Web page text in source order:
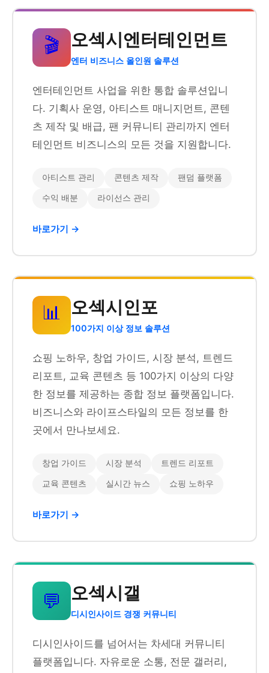
🎬 오섹시엔터테인먼트
엔터 비즈니스 올인원 솔루션
엔터테인먼트 사업을 위한 통합 솔루션입니
다. 기획사 운영, 아티스트 매니지먼트, 콘텐
츠 제작 및 배급, 팬 커뮤니티 관리까지 엔터
테인먼트 비즈니스의 모든 것을 지원합니다.
아티스트 관리 콘텐츠 제작 팬덤 플랫폼
수익 배분 라이선스 관리
바로가기 →
📊 오섹시인포
100가지 이상 정보 솔루션
쇼핑 노하우, 창업 가이드, 시장 분석, 트렌드
리포트, 교육 콘텐츠 등 100가지 이상의 다양
한 정보를 제공하는 종합 정보 플랫폼입니다.
비즈니스와 라이프스타일의 모든 정보를 한
곳에서 만나보세요.
창업 가이드 시장 분석 트렌드 리포트
교육 콘텐츠 실시간 뉴스 쇼핑 노하우
바로가기 →
💬 오섹시갤
디시인사이드 경쟁 커뮤니티
디시인사이드를 넘어서는 차세대 커뮤니티
플랫폼입니다. 자유로운 소통, 전문 갤러리,